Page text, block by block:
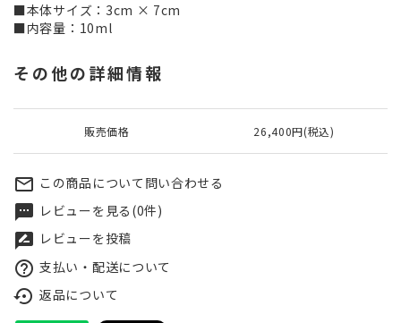
■本体サイズ：3cm × 7cm
■内容量：10ml
その他の詳細情報
販売価格 26,400円(税込)
mail_outline この商品について問い合わせる
textsms レビューを見る(0件)
rate_review レビューを投稿
help_outline 支払い・配送について
settings_backup_restore 返品について